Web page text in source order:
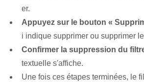
er.
Appuyez sur le bouton «
i indique⁢ supprimer ou supprimer
Confirmer la suppression du
textuelle s'affiche.
Une fois ces étapes terminées, le